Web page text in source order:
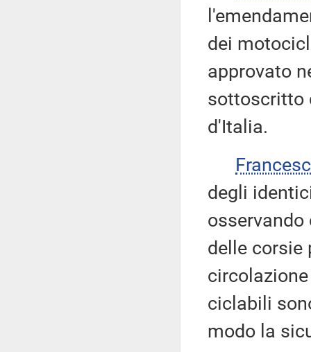
dei
approvato
sottoscritto
d'Italia.
degli
delle corsie
ciclabili
modo la